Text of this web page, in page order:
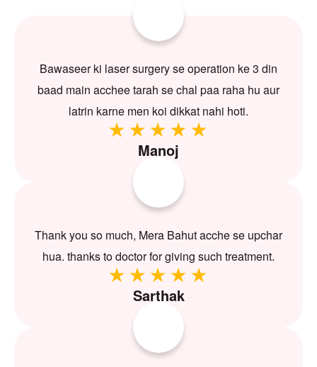
Bawaseer ki laser surgery se operation ke 3 din
baad main acchee tarah se chal paa raha hu aur
latrin karne men koi dikkat nahi hoti.
Manoj
Thank you so much, Mera Bahut acche se upchar
hua. thanks to doctor for giving such treatment.
Sarthak